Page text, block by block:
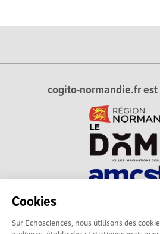
Cookies
Sur Echosciences, nous utilisons des
cogito-normandie.fr
technique et du dialogue science-